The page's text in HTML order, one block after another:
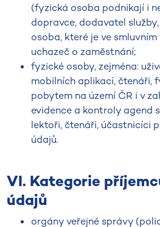
(fyzická osoba podnikají i
dopravce, dodavatel
osoba, které je ve
uchazeč o zaměstnání;
fyzické osoby, zejména:
mobilních aplikací, čtenáři,
pobytem na území ČR i v
evidence a kontroly agend
lektoři, čtenáři, účastnicíci
údajů.
VI. Kategorie
údajů
orgány veřejné správy